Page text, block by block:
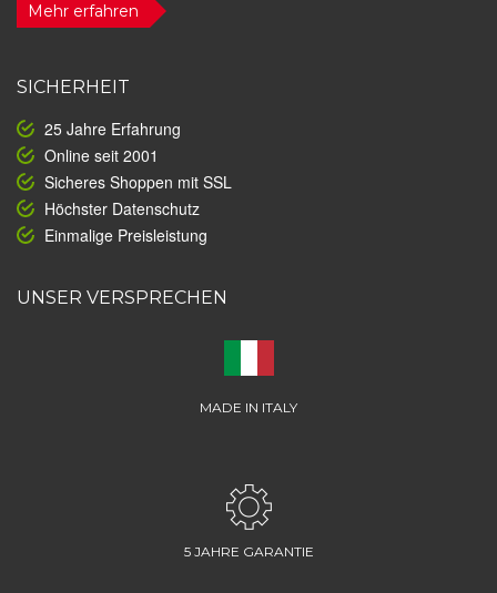
Mehr erfahren
SICHERHEIT
25 Jahre Erfahrung
Online seit 2001
Sicheres Shoppen mit SSL
Höchster Datenschutz
Einmalige Preisleistung
UNSER VERSPRECHEN
MADE IN ITALY
5 JAHRE GARANTIE